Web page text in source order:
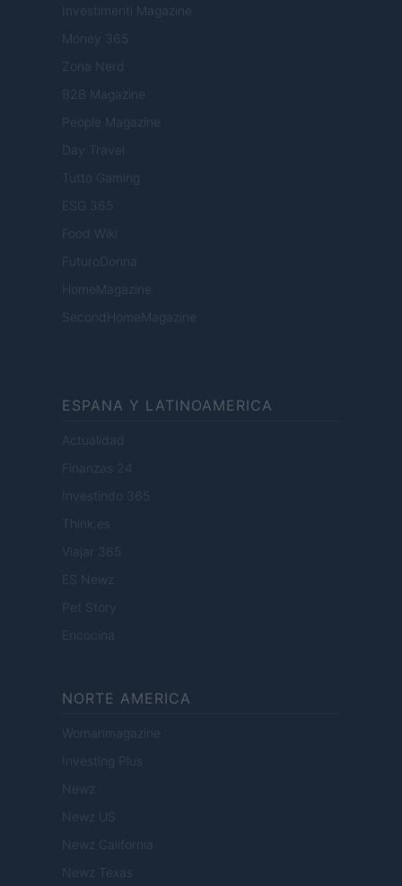
Investimenti Magazine
Money 365
Zona Nerd
B2B Magazine
People Magazine
Day Travel
Tutto Gaming
ESG 365
Food Wiki
FuturoDonna
HomeMagazine
SecondHomeMagazine
ESPANA Y LATINOAMERICA
Actualidad
Finanzas 24
Investindo 365
Think.es
Viajar 365
ES Newz
Pet Story
Encocina
NORTE AMERICA
Womanmagazine
Investing Plus
Newz
Newz US
Newz California
Newz Texas